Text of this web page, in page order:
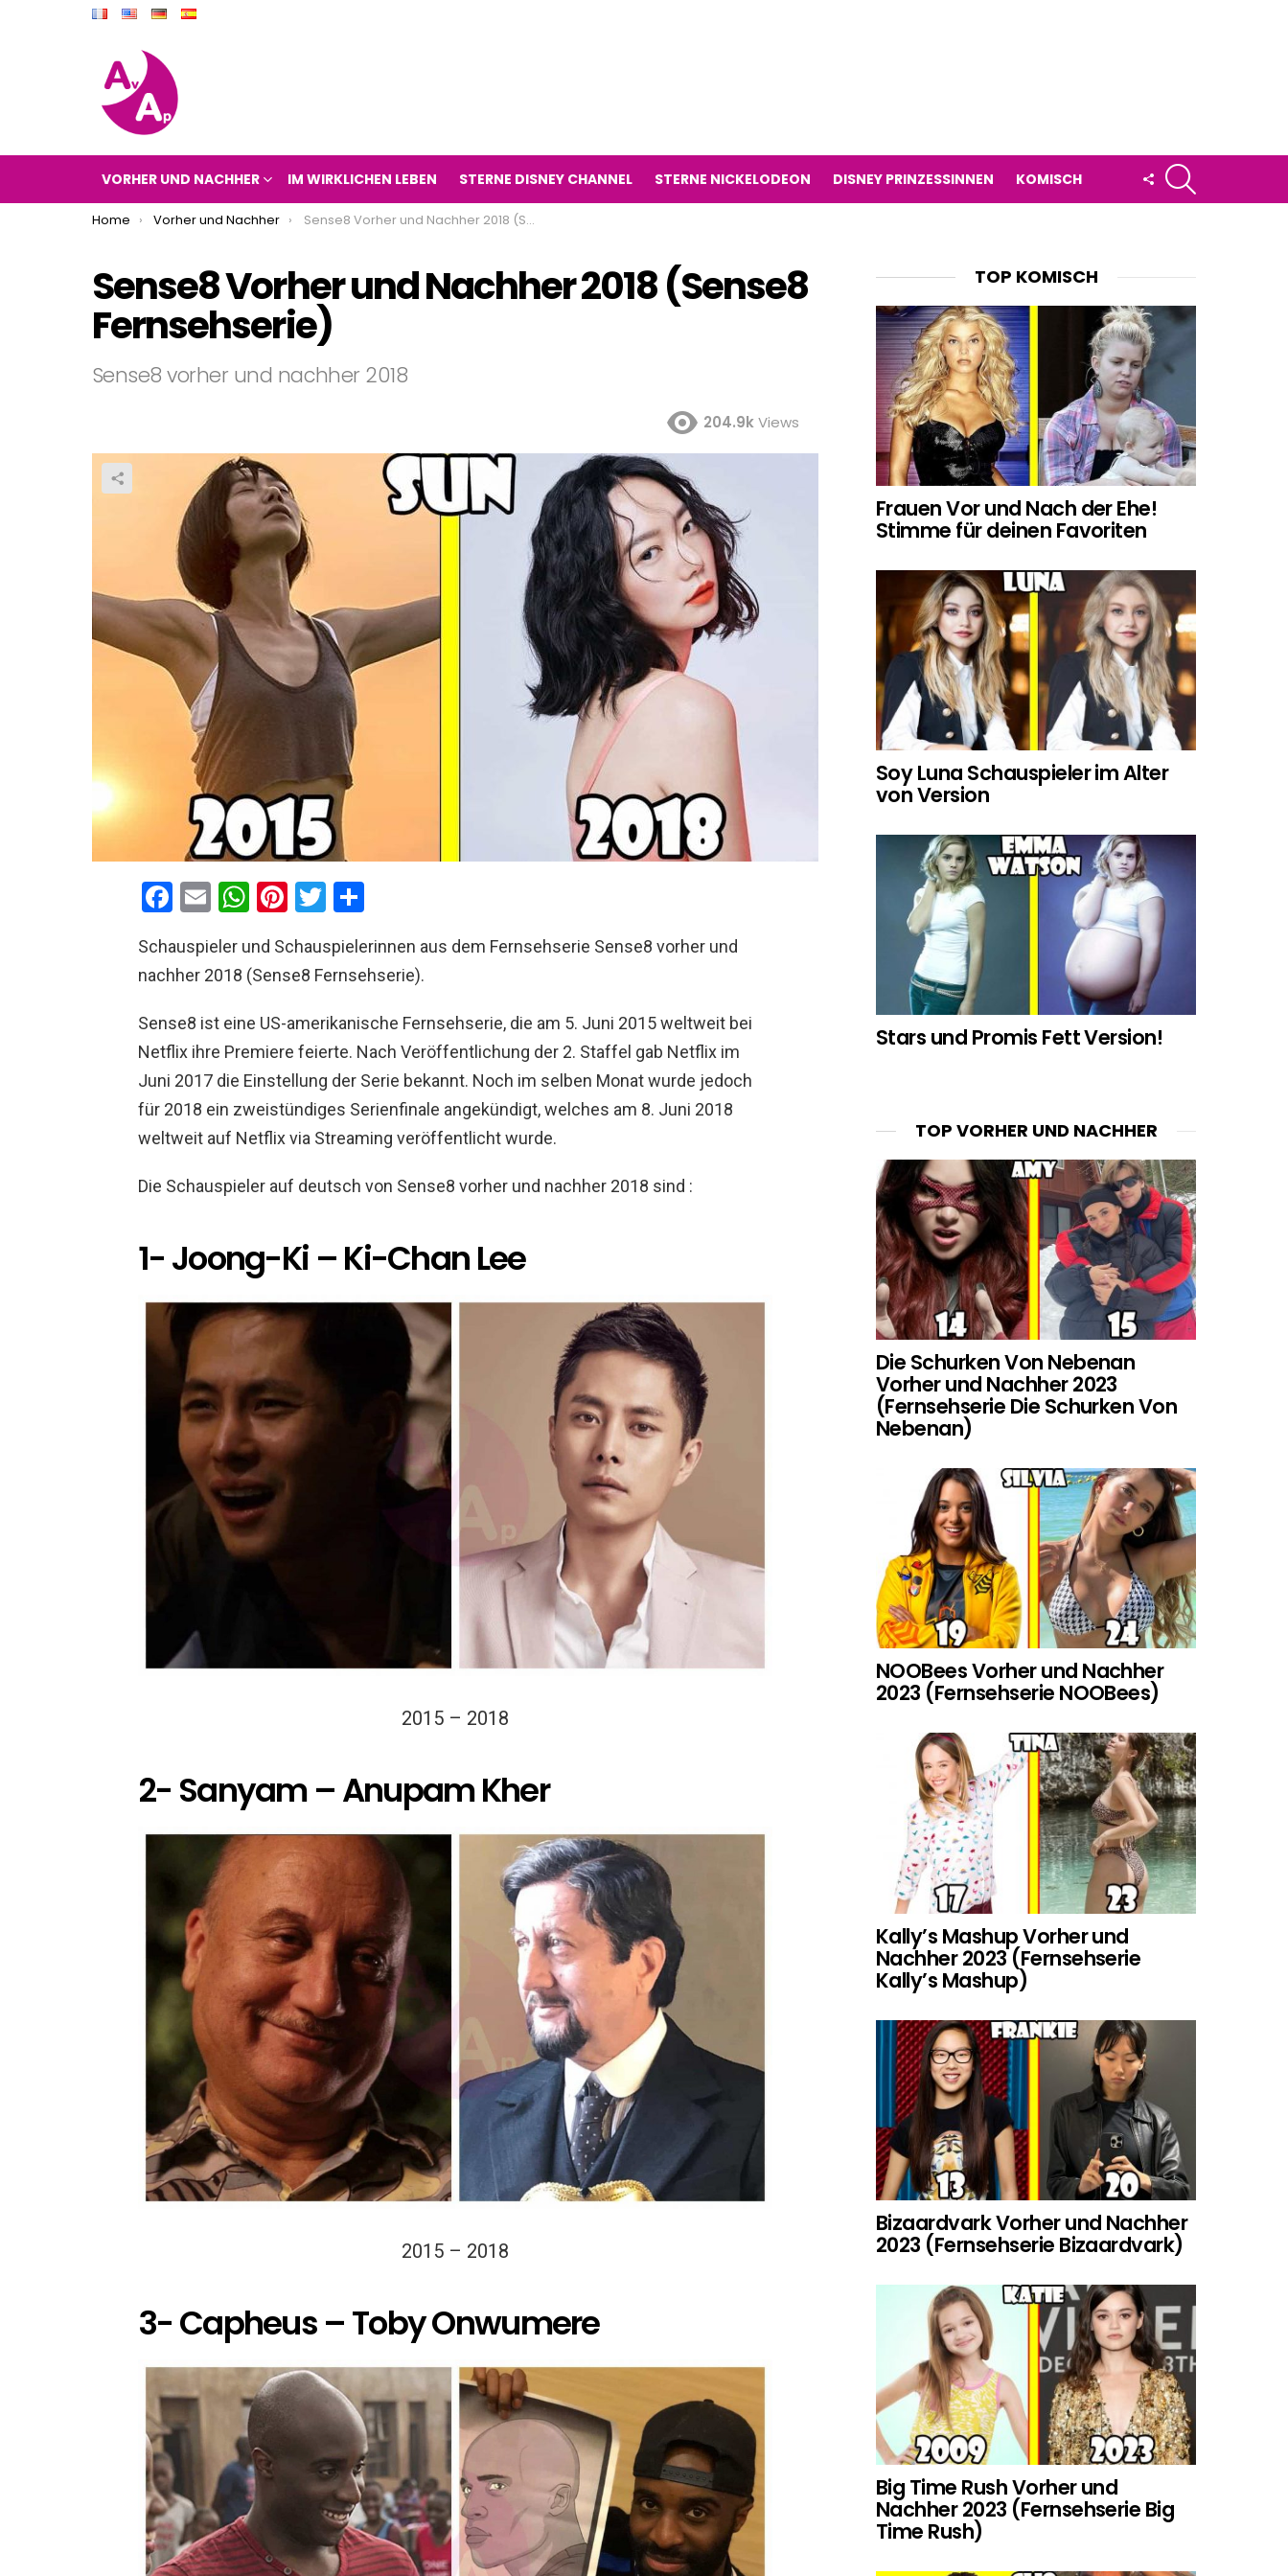
VORHER UND NACHHER IM WIRKLICHEN LEBEN STERNE DISNEY CHANNEL STERNE NICKELODEON DISNEY PRINZESSINNEN KOMISCH
FOLLOW
US
You are here:
Home Vorher und Nachher Sense8 Vorher und Nachher 2018 (Sense8 Fernsehserie)
Sense8 Vorher und Nachher 2018 (Sense8
Fernsehserie)
Sense8 vorher und nachher 2018
204.9kViews
F
ce
b
o
o
k
E
ail
W
at
s
A
p
p
Pi
er
es
t
T
tt
er
e
n
Schauspieler und Schauspielerinnen aus dem Fernsehserie Sense8 vorher und
nachher 2018 (Sense8 Fernsehserie).
Sense8 ist eine US-amerikanische Fernsehserie, die am 5. Juni 2015 weltweit bei
Netflix ihre Premiere feierte. Nach Veröffentlichung der 2. Staffel gab Netflix im
Juni 2017 die Einstellung der Serie bekannt. Noch im selben Monat wurde jedoch
für 2018 ein zweistündiges Serienfinale angekündigt, welches am 8. Juni 2018
weltweit auf Netflix via Streaming veröffentlicht wurde.
Die Schauspieler auf deutsch von Sense8 vorher und nachher 2018 sind :
1- Joong-Ki – Ki-Chan Lee
2015 – 2018
2- Sanyam – Anupam Kher
2015 – 2018
3- Capheus – Toby Onwumere
TOP KOMISCH
Frauen Vor und Nach der Ehe!
Stimme für deinen Favoriten
Soy Luna Schauspieler im Alter
von Version
Stars und Promis Fett Version!
TOP VORHER UND NACHHER
Die Schurken Von Nebenan
Vorher und Nachher 2023
(Fernsehserie Die Schurken Von
Nebenan)
NOOBees Vorher und Nachher
2023 (Fernsehserie NOOBees)
Kally’s Mashup Vorher und
Nachher 2023 (Fernsehserie
Kally’s Mashup)
Bizaardvark Vorher und Nachher
2023 (Fernsehserie Bizaardvark)
Big Time Rush Vorher und
Nachher 2023 (Fernsehserie Big
Time Rush)